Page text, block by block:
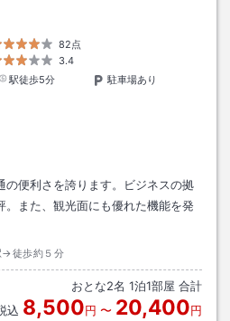
82点
3.4
駅徒歩5分
駐車場あり
の便利さを誇ります。ビジネスの拠
。また、観光面にも優れた機能を発
→徒歩約５分
おとな2名 1泊1部屋 合計
込 8,500円 〜 20,400円